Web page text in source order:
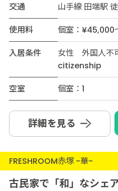
交通
山手線 田端駅
使用料
個室：¥45,000
入居条件
女性 外国人不
citizenship
空室
個室：1
詳細を見る
FRESHROOM赤塚 -華-
古民家で「和」なシェ